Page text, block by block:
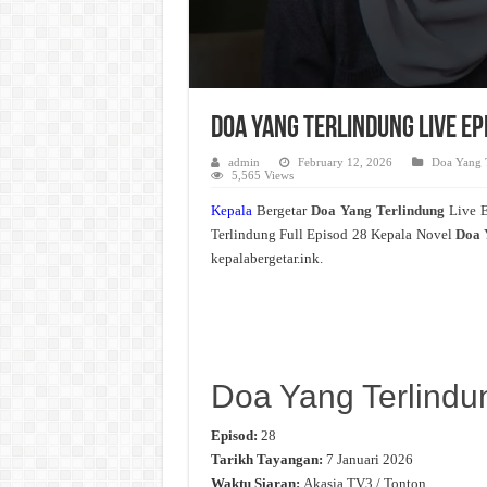
Doa Yang Terlindung Live
admin February 12, 2026 Doa Yang
5,565 Views
KepalaBergetar Doa Yang Terlindung Live
Terlindung Full Episod 28 Kepala NovelDoa
kepalabergetar.ink.
Doa Yang
Episod: 28
Tarikh Tayangan: 7 Januari 2026
Waktu Siaran: Akasia TV3 / Tonton